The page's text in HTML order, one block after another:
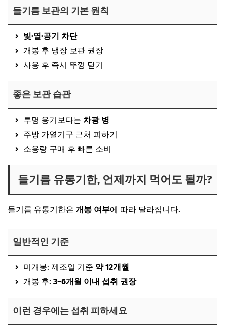
들기름 보관의 기본 원칙
빛·열·공기 차단
개봉 후 냉장 보관 권장
사용 후 즉시 뚜껑 닫기
좋은 보관 습관
투명 용기보다는 차광 병
주방 가열기구 근처 피하기
소용량 구매 후 빠른 소비
들기름 유통기한, 언제까지 먹어도 될까?
들기름 유통기한은 개봉 여부에 따라 달라집니다.
일반적인 기준
미개봉: 제조일 기준 약 12개월
개봉 후: 3~6개월 이내 섭취 권장
이런 경우에는 섭취 피하세요